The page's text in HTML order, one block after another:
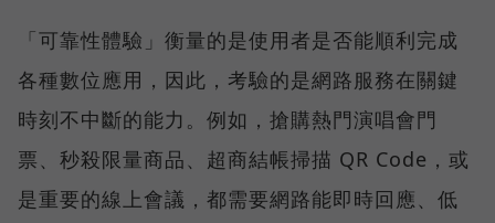
「可靠性體驗」衡量的是使用者是否能順利完成
各種數位應用，因此，考驗的是網路服務在關鍵
時刻不中斷的能力。例如，搶購熱門演唱會門
票、秒殺限量商品、超商結帳掃描 QR Code，或
是重要的線上會議，都需要網路能即時回應、低